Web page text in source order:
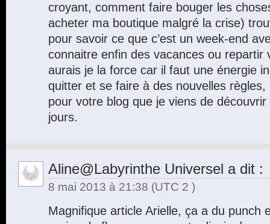
croyant, comment faire bouger les
acheter ma boutique malgré la crise)
pour savoir ce que c’est un week-end
connaitre enfin des vacances ou repartir
aurais je la force car il faut une énergie
quitter et se faire à des nouvelles
pour votre blog que je viens de
jours.
Aline@Labyrinthe Universel a dit :
8 mai 2013 à 21:38 (UTC 2 )
Magnifique article Arielle, ça a du punch